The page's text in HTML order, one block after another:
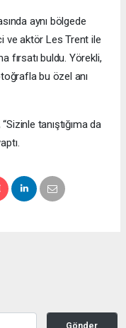
aynı bölgede
ve aktör Les Trent ile
fırsatı buldu. Yörekli,
bu özel anı
tanıştığıma da
Gönder